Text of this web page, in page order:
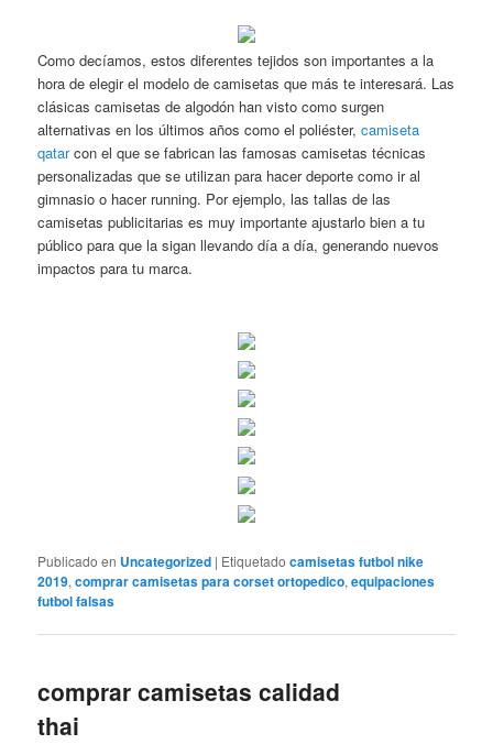
Como decíamos, estos diferentes tejidos son importantes a la
hora de elegir el modelo de camisetas que más te interesará. Las
clásicas camisetas de algodón han visto como surgen
alternativas en los últimos años como el poliéster,camiseta
qatarcon el que se fabrican las famosas camisetas técnicas
personalizadas que se utilizan para hacer deporte como ir al
gimnasio o hacer running. Por ejemplo, las tallas de las
camisetas publicitarias es muy importante ajustarlo bien a tu
público para que la sigan llevando día a día, generando nuevos
impactos para tu marca.
Publicado en Uncategorized | Etiquetado camisetas futbol nike
2019,comprar camisetas para corset ortopedico,equipaciones
futbol falsas
comprar camisetas calidad
thai